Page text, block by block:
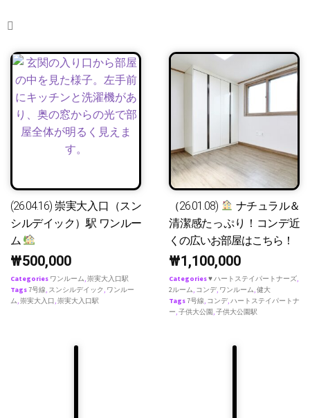
(26.04.16) 崇実大入口（スン
シルデイック）駅 ワンルー
ム
₩500,000
Categories ワンルーム,崇実大入口駅
Tags7号線, スンシルデイック , ワンルー
ム,崇実大入口,崇実大入口駅
（26.01.08)
ナチュラル＆
清潔感たっぷり！コンデ近
くの広いお部屋はこちら！
₩1,100,000
Categories♥ ハートステイパートナーズ,
2ルーム, コンデ, ワンルーム,健大
Tags7号線, コンデ,ハートステイパートナ
ー,子供大公園 ,子供大公園駅